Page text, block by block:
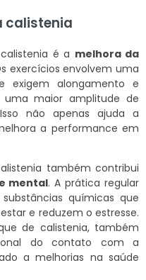
calistenia
é a melhora da
exercícios envolvem uma
exigem alongamento e
uma maior amplitude de
não apenas ajuda a
a performance em
também contribui
mental. A prática regular
químicas que
e reduzem o estresse.
de calistenia, também
do contato com a
a melhorias na saúde